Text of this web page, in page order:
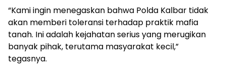
“Kami ingin menegaskan bahwa Polda Kalbar tidak
akan memberi toleransi terhadap praktik mafia
tanah. Ini adalah kejahatan serius yang merugikan
banyak pihak, terutama masyarakat kecil,”
tegasnya.